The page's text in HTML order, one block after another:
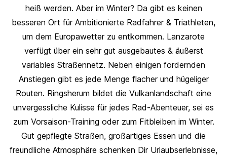
heiß werden. Aber im Winter? Da gibt es keinen
besseren Ort für Ambitionierte Radfahrer & Triathleten,
um dem Europawetter zu entkommen. Lanzarote
verfügt über ein sehr gut ausgebautes & äußerst
variables Straßennetz. Neben einigen fordernden
Anstiegen gibt es jede Menge flacher und hügeliger
Routen. Ringsherum bildet die Vulkanlandschaft eine
unvergessliche Kulisse für jedes Rad-Abenteuer, sei es
zum Vorsaison-Training oder zum Fitbleiben im Winter.
Gut gepflegte Straßen, großartiges Essen und die
freundliche Atmosphäre schenken Dir Urlaubserlebnisse,